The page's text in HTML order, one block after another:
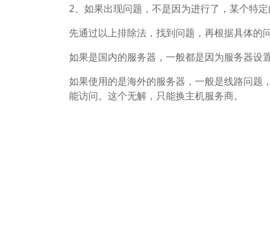
2、如果出现问题，不是因为进行了，某个特
先通过以上排除法，找到问题，再根据具体的
如果是国内的服务器，一般都是因为服务器设
如果使用的是海外的服务器，一般是线路问题
能访问。这个无解，只能换主机服务商。